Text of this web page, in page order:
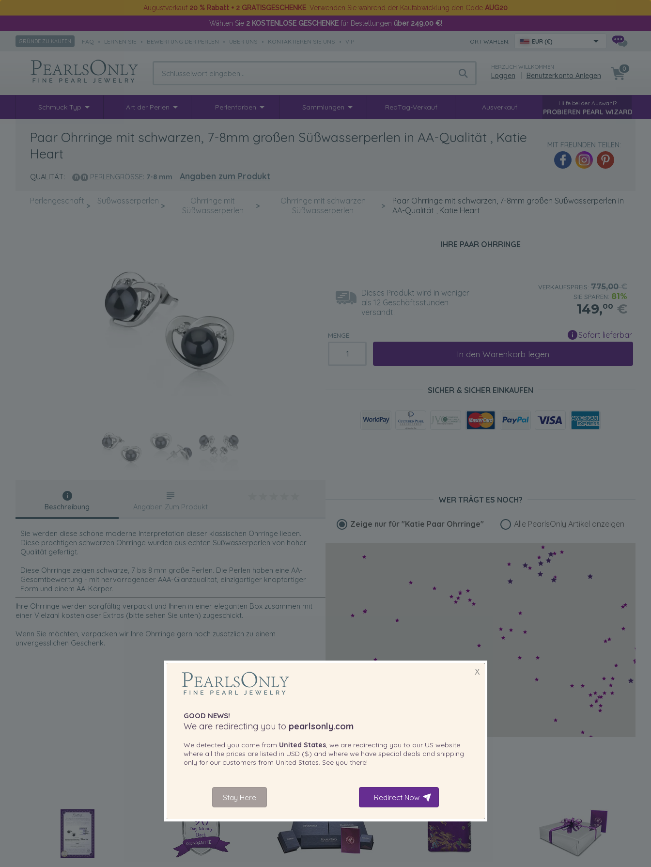
Augustverkauf 20 % Rabatt + 2 GRATISGESCHENKE . Verwenden Sie während der Kaufabwicklung den Code AUG20
Wählen Sie 2 KOSTENLOSE GESCHENKEfür Bestellungen über 249,00 €!
GRÜNDE ZU KAUFEN FAQ • LERNEN SIE • BEWERTUNG DER PERLEN • ÜBER UNS • KONTAKTIEREN SIE UNS • VIP ORT WÄHLEN: EUR (€)
HERZLICH WILLKOMMEN
Loggen Benutzerkonto Anlegen
0
Schmuck Typ Art der Perlen Perlenfarben Sammlungen RedTag-Verkauf Ausverkauf Hilfe bei der Auswahl?
PROBIEREN PEARL WIZARD
Paar Ohrringe mit schwarzen, 7-8mm großen Süßwasserperlen in AA-Qualität , Katie
Heart
QUALITÄT: PERLENGRÖSSE: 7-8 mm Angaben zum Produkt
MIT FREUNDEN TEILEN:
Perlengeschäft > Süßwasserperlen >
Ohrringe mit
Süßwasserperlen
>
Ohrringe mit schwarzen
Süßwasserperlen
>
Paar Ohrringe mit schwarzen, 7-8mm großen Süßwasserperlen in
AA-Qualität , Katie Heart
IHRE PAAR OHRRINGE
Dieses Produkt wird in weniger
als 12 Geschäftsstunden
versandt.
VERKAUFSPREIS:775,00€
SIE SPAREN: 81%
149,00 €
MENGE: Sofort lieferbar
In den Warenkorb legen
SICHER & SICHER EINKAUFEN
Beschreibung
Sie werden diese schöne moderne Interpretation dieser klassischen Ohrringe lieben.
Diese prächtigen schwarzen Ohrringe wurden aus echten Süßwasserperlen von hoher
Qualität gefertigt.
Diese Ohrringe zeigen schwarze, 7 bis 8 mm große Perlen. Die Perlen haben eine AA-
Gesamtbewertung - mit hervorragender AAA-Glanzqualität, einzigartiger knopfartiger
Form und einem AA-Körper.
Ihre Ohrringe werden sorgfältig verpackt und Ihnen in einer eleganten Box zusammen mit
einer Vielzahl kostenloser Extras (bitte sehen Sie unten) zugeschickt.
Wenn Sie möchten, verpacken wir Ihre Ohrringe gern noch zusätzlich zu einem
unvergesslichen Geschenk.
Angaben Zum Produkt
WER TRÄGT ES NOCH?
Zeige nur für"Katie Paar Ohrringe" Alle PearlsOnly Artikel anzeigen
IN IHREM PRODUKT ENTHALTEN
X
GOOD NEWS!
We are redirecting you to pearlsonly.com
We detected you come from United States, we are redirecting you to our US website
where all the prices are listed in USD ($) and where we have special deals and shipping
only for our customers from United States. See you there!
Stay Here Redirect Now